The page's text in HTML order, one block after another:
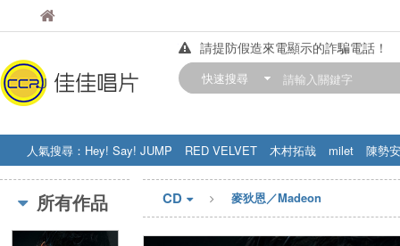
佳佳唱片
請提防假造來電顯示的詐騙電話！
【中華門市營業時間調整公告】
快速搜尋
人氣搜尋： Hey! Say! JUMP RED VELVET 木村拓哉 milet
陳勢安
STRAY KIDS
盧廣仲 周杰伦
所有作品 CD 麥狄恩／Madeon